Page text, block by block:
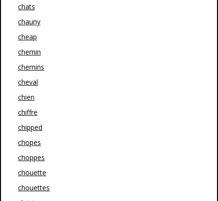
chats
chauny
cheap
chemin
chemins
cheval
chien
chiffre
chipped
chopes
choppes
chouette
chouettes